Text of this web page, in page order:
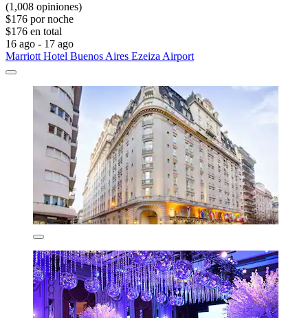
(1,008 opiniones)
$176 por noche
$176 en total
16 ago - 17 ago
Marriott Hotel Buenos Aires Ezeiza Airport